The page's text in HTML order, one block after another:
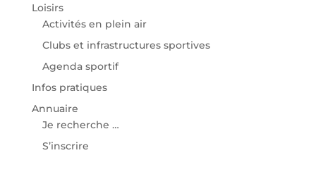
Loisirs
Activités en plein air
Clubs et infrastructures sportives
Agenda sportif
Infos pratiques
Annuaire
Je recherche …
S’inscrire